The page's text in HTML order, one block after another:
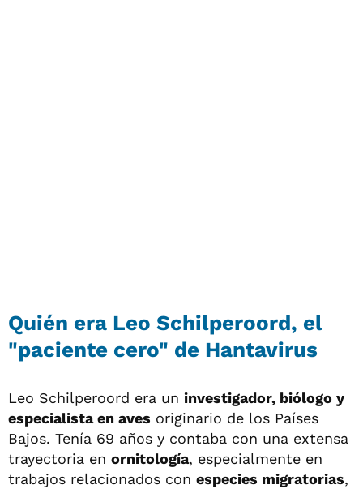
Quién era Leo Schilperoord, el
"paciente cero" de Hantavirus
Leo Schilperoord era un investigador, biólogo y
especialista en aves originario de los Países
Bajos. Tenía 69 años y contaba con una extensa
trayectoria en ornitología, especialmente en
trabajos relacionados con especies migratorias,